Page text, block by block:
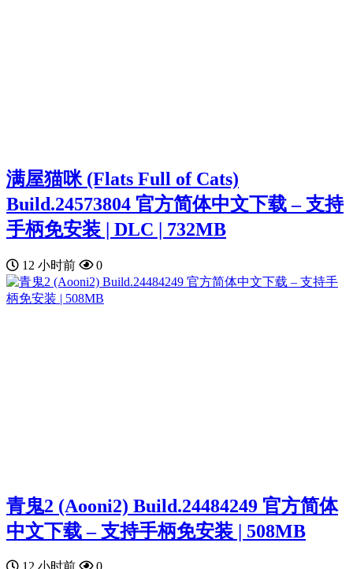
满屋猫咪 (Flats Full of Cats)
Build.24573804 官方简体中文下载 – 支持
手柄免安装 | DLC | 732MB
12 小时前 0
青鬼2 (Aooni2) Build.24484249 官方简体
中文下载 – 支持手柄免安装 | 508MB